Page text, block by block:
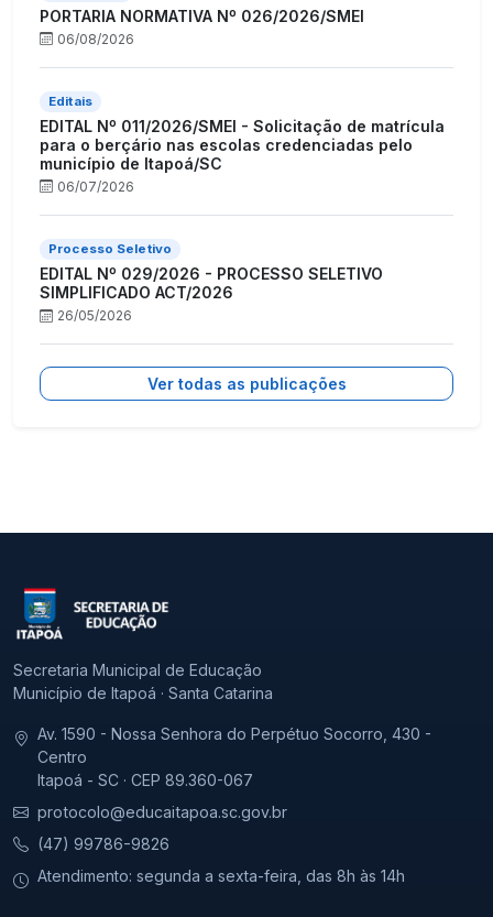
PORTARIA NORMATIVA Nº 026/2026/SMEI
06/08/2026
Editais
EDITAL Nº 011/2026/SMEI - Solicitação de matrícula
para o berçário nas escolas credenciadas pelo
município de Itapoá/SC
06/07/2026
Processo Seletivo
EDITAL Nº 029/2026 - PROCESSO SELETIVO
SIMPLIFICADO ACT/2026
26/05/2026
Ver todas as publicações
Secretaria Municipal de Educação
Município de Itapoá · Santa Catarina
Av. 1590 - Nossa Senhora do Perpétuo Socorro, 430 -
Centro
Itapoá - SC · CEP 89.360-067
protocolo@educaitapoa.sc.gov.br
(47) 99786-9826
Atendimento: segunda a sexta-feira, das 8h às 14h